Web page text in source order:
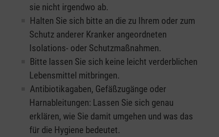
sie nicht irgendwo ab.
Halten Sie sich bitte an die zu Ihrem oder zum
Schutz anderer Kranker angeordneten
Isolations- oder Schutzmaßnahmen.
Bitte lassen Sie sich keine leicht verderblichen
Lebensmittel mitbringen.
Antibiotikagaben, Gefäßzugänge oder
Harnableitungen: Lassen Sie sich genau
erklären, wie Sie damit umgehen und was das
für die Hygiene bedeutet.